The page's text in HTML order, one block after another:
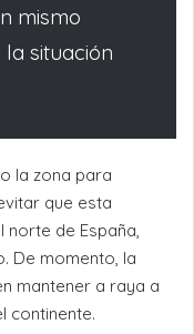
mismo
la situación
la zona para
que esta
norte de España,
De momento, la
mantener a raya a
continente.